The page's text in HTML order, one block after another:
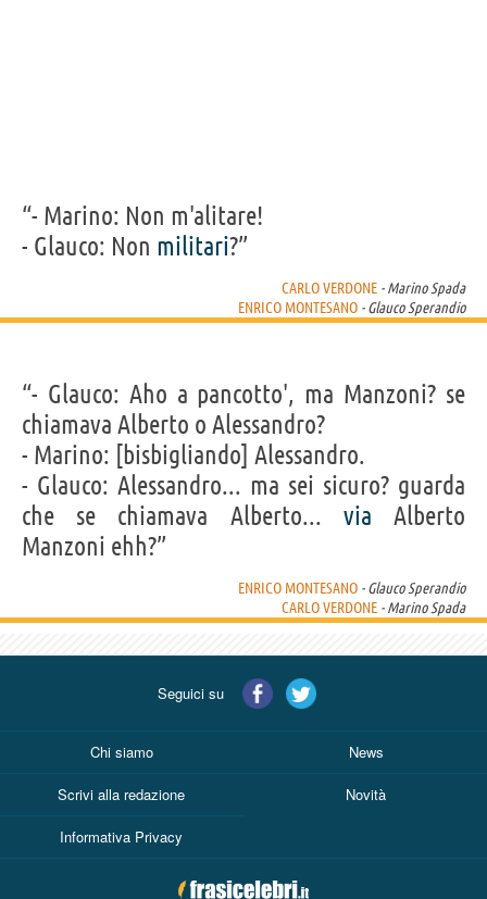
“- Marino: Non m'alitare!
- Glauco: Non militari?”
CARLO VERDONE - Marino Spada
ENRICO MONTESANO - Glauco Sperandio
“- Glauco: Aho a pancotto', ma Manzoni? se
chiamava Alberto o Alessandro?
- Marino: [bisbigliando] Alessandro.
- Glauco: Alessandro... ma sei sicuro? guarda
che se chiamava Alberto... via Alberto
Manzoni ehh?”
ENRICO MONTESANO - Glauco Sperandio
CARLO VERDONE - Marino Spada
Seguici su
Chi siamo News
Scrivi alla redazione Novità
Informativa Privacy